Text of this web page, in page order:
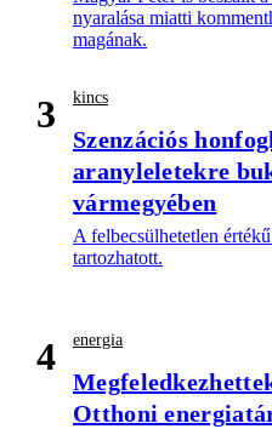
nyaralása miatti
magának.
3 kincs
Szenzációs
aranyleletekre
vármegyében
A felbecsülhetetlen
tartozhatott.
4 energia
Otthoni